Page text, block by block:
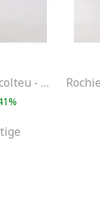
Rochie tricotata cu decolteu - olive,